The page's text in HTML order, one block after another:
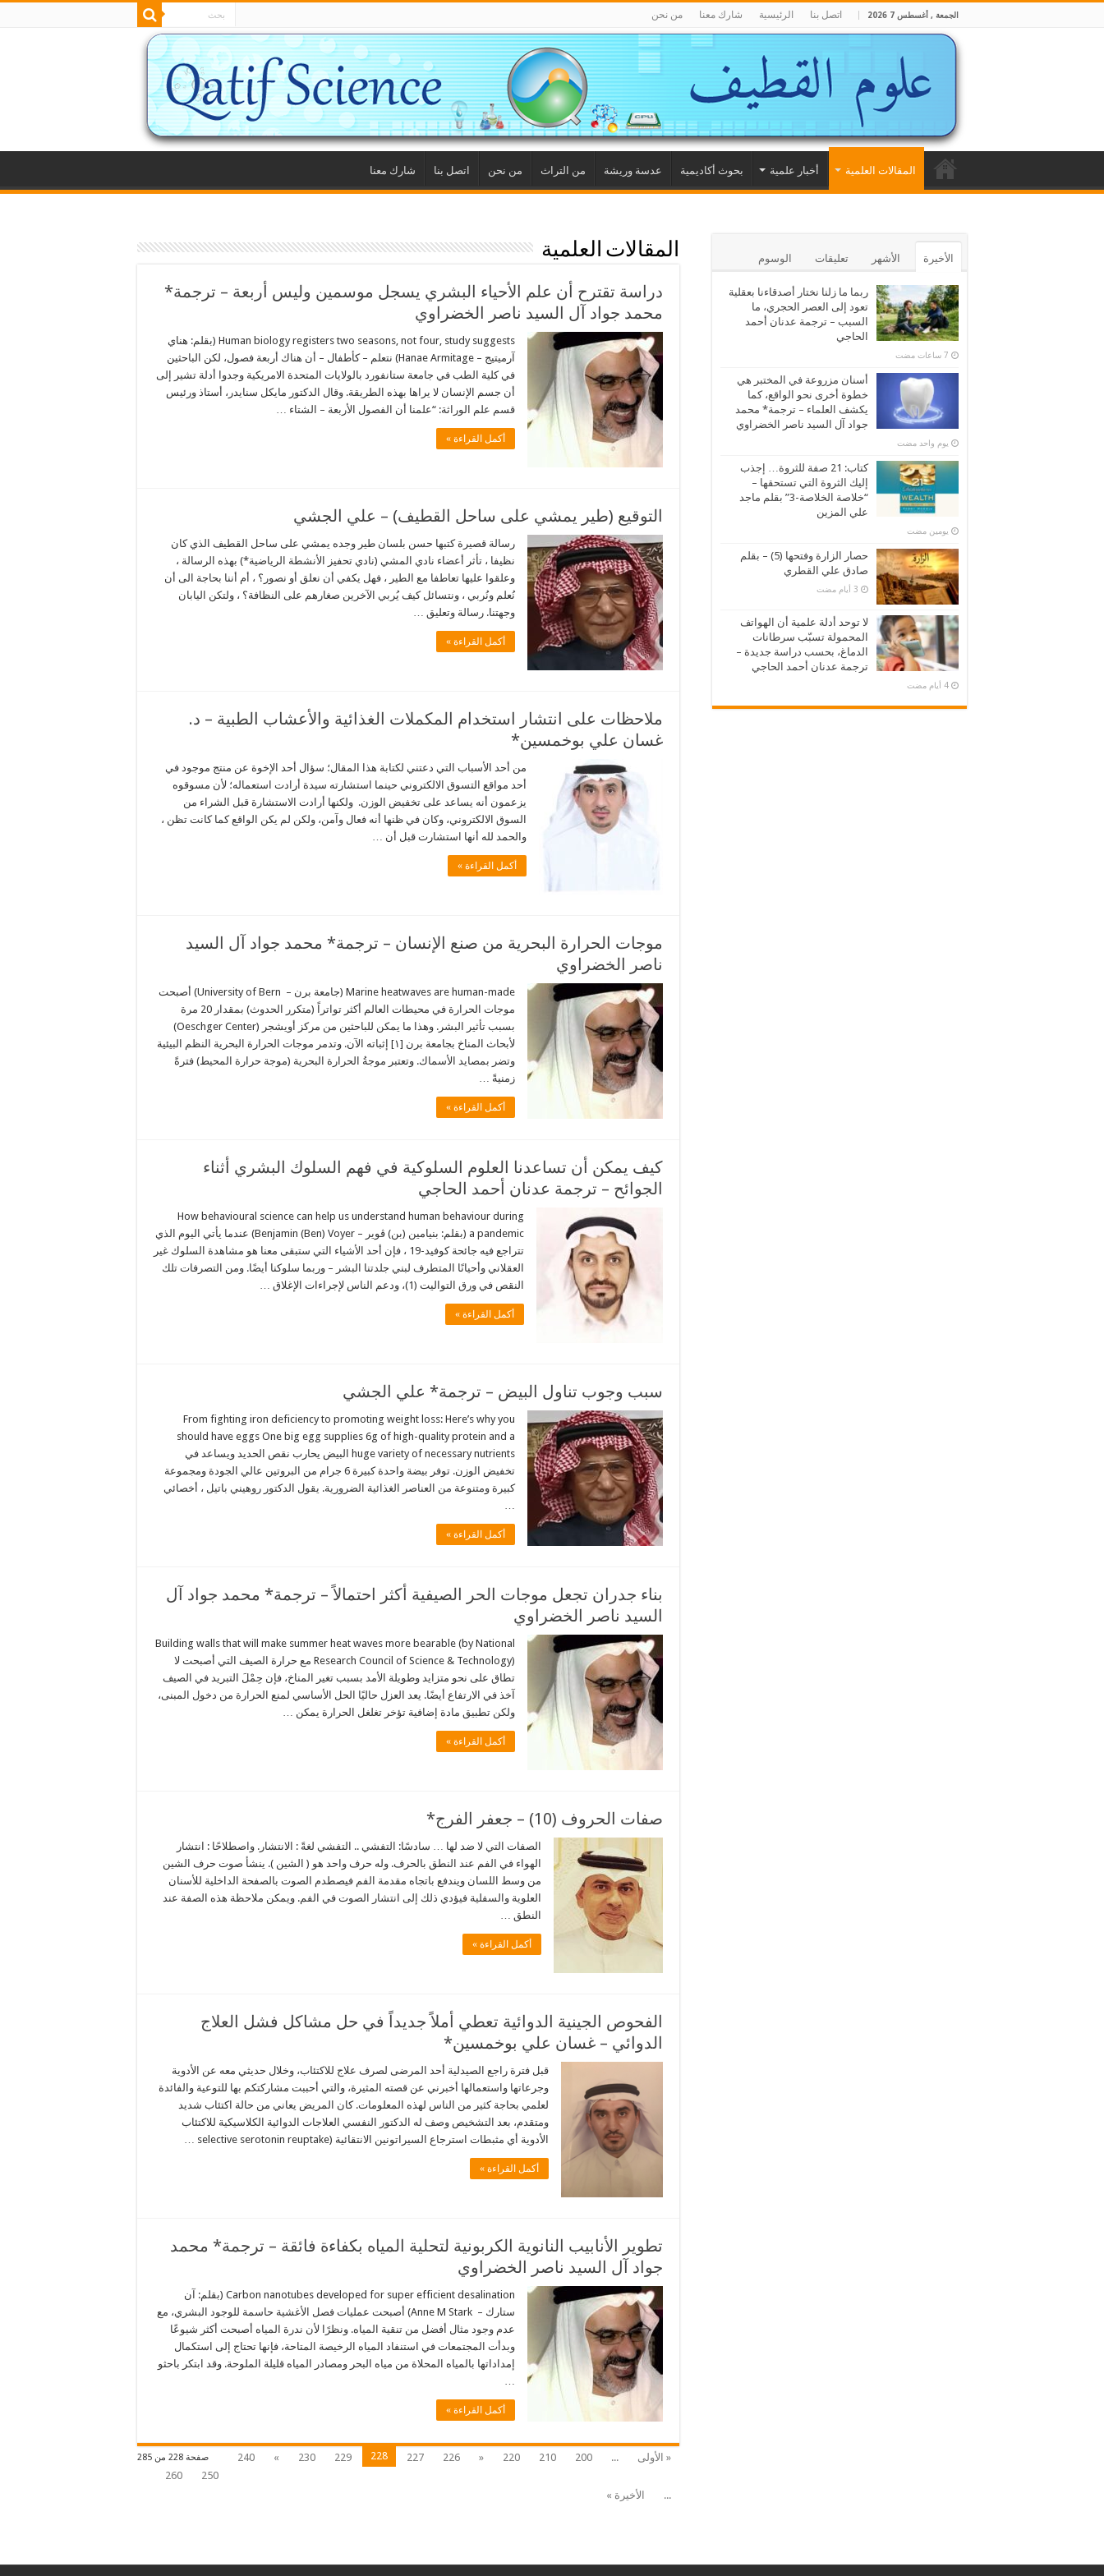
الجمعة , أغسطس 7 2026 اتصل بنا الرئيسية شارك معنا من نحن
المقالات العلمية أخبار علمية بحوث أكاديمية عدسة وريشة من التراث من نحن اتصل بنا شارك معنا
المقالات العلمية
دراسة تقترح أن علم الأحياء البشري يسجل موسمين وليس أربعة – ترجمة*
محمد جواد آل السيد ناصر الخضراوي
Human biology registers two seasons, not four, study suggests (بقلم: هناي
آرميتيج – Hanae Armitage) نتعلم – كأطفال – أن هناك أربعة فصول، لكن الباحثين
في كلية الطب في جامعة ستانفورد بالولايات المتحدة الامريكية وجدوا أدلة تشير إلى
أن جسم الإنسان لا يراها بهذه الطريقة. وقال الدكتور مايكل سنايدر، أستاذ ورئيس
قسم علم الوراثة: “علمنا أن الفصول الأربعة – الشتاء …
أكمل القراءة »
التوقيع (طير يمشي على ساحل القطيف) – علي الجشي
رسالة قصيرة كتبها حسن بلسان طير وجده يمشي على ساحل القطيف الذي كان
نظيفا ، تأثر أعضاء نادي المشي (نادي تحفيز الأنشطة الرياضية*) بهذه الرسالة ،
وعلقوا عليها تعاطفا مع الطير ، فهل يكفي أن نعلق أو نصور؟ ، أم أننا بحاجة الى أن
نُعلم ونُربي ، ونتسائل كيف يُربي الآخرين صغارهم على النظافة؟ ، ولتكن اليابان
وجهتنا. رسالة وتعليق …
أكمل القراءة »
ملاحظات على انتشار استخدام المكملات الغذائية والأعشاب الطبية – د.
غسان علي بوخمسين*
من أحد الأسباب التي دعتني لكتابة هذا المقال؛ سؤال أحد الإخوة عن منتج موجود في
أحد مواقع التسوق الالكتروني حينما استشارته سيدة أرادت استعماله؛ لأن مسوقوه
يزعمون أنه يساعد على تخفيض الوزن. ولكنها أرادت الاستشارة قبل الشراء من
السوق الالكتروني، وكان في ظنها أنه فعال وآمن، ولكن لم يكن الواقع كما كانت تظن ،
والحمد لله أنها استشارت قبل أن …
أكمل القراءة »
موجات الحرارة البحرية من صنع الإنسان – ترجمة* محمد جواد آل السيد
ناصر الخضراوي
Marine heatwaves are human-made (جامعة برن – University of Bern) أصبحت
موجات الحرارة في محيطات العالم أكثر تواتراً (متكرر الحدوث) بمقدار 20 مرة
بسبب تأثير البشر. وهذا ما يمكن للباحثين من مركز أويشجر (Oeschger Center)
لأبحاث المناخ بجامعة برن [١] إثباته الآن. وتدمر موجات الحرارة البحرية النظم البيئية
وتضر بمصايد الأسماك. وتعتبر موجةُ الحرارة البحرية (موجة حرارة المحيط) فترةً
زمنيةً …
أكمل القراءة »
كيف يمكن أن تساعدنا العلوم السلوكية في فهم السلوك البشري أثناء
الجوائح – ترجمة عدنان أحمد الحاجي
How behavioural science can help us understand human behaviour during
a pandemic (بقلم: بنيامين (بن) ڤوير – Benjamin (Ben) Voyer) عندما يأتي اليوم الذي
تتراجع فيه جائحة كوفيد-19 ، فإن أحد الأشياء التي ستبقى معنا هو مشاهدة السلوك غير
العقلاني وأحيانًا المتطرف لبني جلدتنا البشر – وربما سلوكنا أيضًا. ومن التصرفات تلك
النقص في ورق التواليت (1)، ودعم الناس لإجراءات الإغلاق …
أكمل القراءة »
سبب وجوب تناول البيض – ترجمة* علي الجشي
From fighting iron deficiency to promoting weight loss: Here’s why you
should have eggs One big egg supplies 6g of high-quality protein and a
huge variety of necessary nutrients البيض يحارب نقص الحديد ويساعد في
تخفيض الوزن. توفر بيضة واحدة كبيرة 6 جرام من البروتين عالي الجودة ومجموعة
كبيرة ومتنوعة من العناصر الغذائية الضرورية. يقول الدكتور روهيني باتيل ، أخصائي
…
أكمل القراءة »
بناء جدران تجعل موجات الحر الصيفية أكثر احتمالاً – ترجمة* محمد جواد آل
السيد ناصر الخضراوي
Building walls that will make summer heat waves more bearable (by National
Research Council of Science & Technology) مع حرارة الصيف التي أصبحت لا
تطاق على نحو متزايد وطويلة الأمد بسبب تغير المناخ، فإن حِمْلَ التبريد في الصيف
آخذ في الارتفاع أيضًا. يعد العزل حاليًا الحل الأساسي لمنع الحرارة من دخول المبنى،
ولكن تطبيق مادة إضافية تؤخر تغلغل الحرارة يمكن …
أكمل القراءة »
صفات الحروف (10) – جعفر الفرج*
الصفات التي لا ضد لها … سادسًا: التفشي .. التفشي لغةً : الانتشار. واصطلاحًا : انتشار
الهواء في الفم عند النطق بالحرف. وله حرف واحد هو ( الشين ). ينشأ صوت حرف الشين
من وسط اللسان ويندفع باتجاه مقدمة الفم فيصطدم الصوت بالصفحة الداخلية للأسنان
العلوية والسفلية فيؤدي ذلك إلى انتشار الصوت في الفم. ويمكن ملاحظة هذه الصفة عند
النطق …
أكمل القراءة »
الفحوص الجينية الدوائية تعطي أملاً جديداً في حل مشاكل فشل العلاج
الدوائي – غسان علي بوخمسين*
قبل فترة راجع الصيدلية أحد المرضى لصرف علاج للاكتئاب، وخلال حديثي معه عن الأدوية
وجرعاتها واستعمالها أخبرني عن قصته المثيرة، والتي أحببت مشاركتكم بها للتوعية والفائدة
لعلمي بحاجة كثير من الناس لهذه المعلومات. كان المريض يعاني من حالة اكتئاب شديد
ومتقدم، بعد التشخيص وصف له الدكتور النفسي العلاجات الدوائية الكلاسيكية للاكتئاب
الأدوية أي مثبطات استرجاع السيراتونين الانتقائية (selective serotonin reuptake …
أكمل القراءة »
تطوير الأنابيب النانوية الكربونية لتحلية المياه بكفاءة فائقة – ترجمة* محمد
جواد آل السيد ناصر الخضراوي
Carbon nanotubes developed for super efficient desalination (بقلم: آن
ستارك – Anne M Stark) أصبحت عمليات فصل الأغشية حاسمة للوجود البشري، مع
عدم وجود مثال أفضل من تنقية المياه. ونظرًا لأن ندرة المياه أصبحت أكثر شيوعًا
وبدأت المجتمعات في استنفاد المياه الرخيصة المتاحة، فإنها تحتاج إلى استكمال
إمداداتها بالمياه المحلاة من مياه البحر ومصادر المياه قليلة الملوحة. وقد ابتكر باحثو
…
أكمل القراءة »
صفحة 228 من 285 « الأولى ...
200
210
220
«
226
227
228
229
230
»
240
250
260
...
الأخيرة »
الأخيرة الأشهر تعليقات الوسوم
ربما ما زلنا نختار أصدقاءنا بعقلية
تعود إلى العصر الحجري، ما
السبب – ترجمة عدنان أحمد
الحاجي
أسنان مزروعة في المختبر هي
خطوة أخرى نحو الواقع، كما
يكشف العلماء – ترجمة* محمد
جواد آل السيد ناصر الخضراوي
‏يوم واحد مضت
كتاب: 21 صفة للثروة… إجذب
إليك الثروة التي تستحقها –
“خلاصة الخلاصة-3” بقلم ماجد
علي المزين
‏يومين مضت
حصار الزارة وفتحها (5) – بقلم
صادق علي القطري
لا توحد أدلة علمية أن الهواتف
المحمولة تسبّب سرطانات
الدماغ، بحسب دراسة جديدة –
ترجمة عدنان أحمد الحاجي